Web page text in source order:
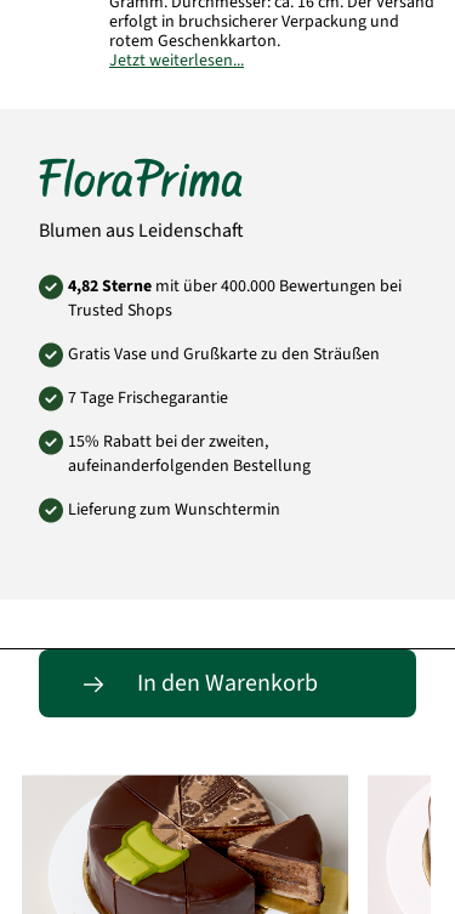
erfolgt in bruchsicherer Verpackung und
rotem Geschenkkarton.
Jetzt weiterlesen...
Blumen aus Leidenschaft
4,82 Sterne mit über 400.000 Bewertungen bei
Trusted Shops
Gratis Vase und Grußkarte zu den Sträußen
7 Tage Frischegarantie
15% Rabatt bei der zweiten,
aufeinanderfolgenden Bestellung
Lieferung zum Wunschtermin
In den Warenkorb
Passende Alternativen